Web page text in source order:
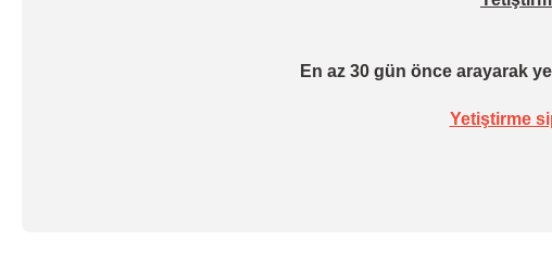
En az 30 gün önce arayarak
Yetiştirme